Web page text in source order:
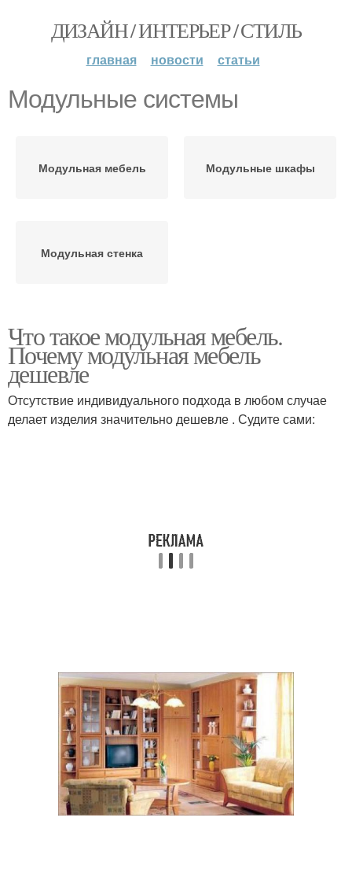
ДИЗАЙН / ИНТЕРЬЕР / СТИЛЬ
главная новости статьи
Модульные системы
Модульная мебель Модульные шкафы
Модульная стенка
Что такое модульная мебель.
Почему модульная мебель
дешевле
Отсутствие индивидуального подхода в любом случае
делает изделия значительно дешевле . Судите сами: